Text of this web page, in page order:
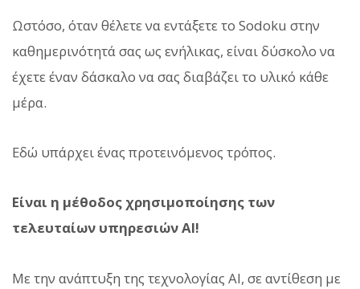
Ωστόσο, όταν θέλετε να εντάξετε το Sodoku στην
καθημερινότητά σας ως ενήλικας, είναι δύσκολο να
έχετε έναν δάσκαλο να σας διαβάζει το υλικό κάθε
μέρα.
Εδώ υπάρχει ένας προτεινόμενος τρόπος.
Είναι η μέθοδος χρησιμοποίησης των
τελευταίων υπηρεσιών AI!
Με την ανάπτυξη της τεχνολογίας AI, σε αντίθεση με